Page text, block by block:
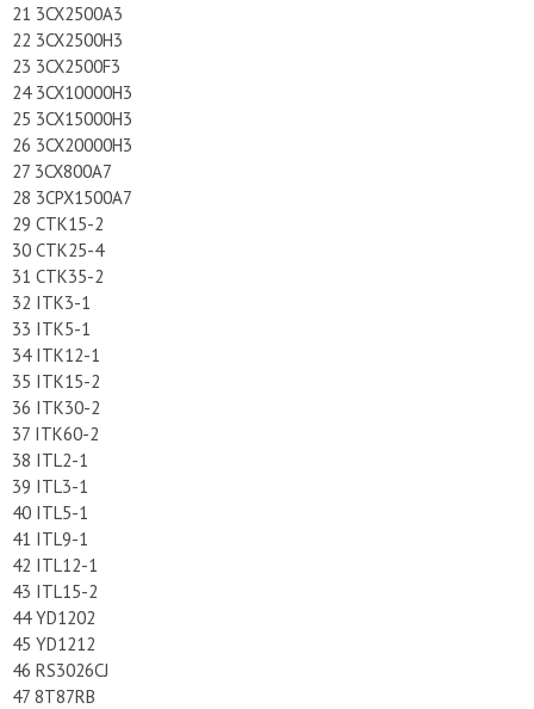
21 3CX2500A3
22 3CX2500H3
23 3CX2500F3
24 3CX10000H3
25 3CX15000H3
26 3CX20000H3
27 3CX800A7
28 3CPX1500A7
29 CTK15-2
30 CTK25-4
31 CTK35-2
32 ITK3-1
33 ITK5-1
34 ITK12-1
35 ITK15-2
36 ITK30-2
37 ITK60-2
38 ITL2-1
39 ITL3-1
40 ITL5-1
41 ITL9-1
42 ITL12-1
43 ITL15-2
44 YD1202
45 YD1212
46 RS3026CJ
47 8T87RB